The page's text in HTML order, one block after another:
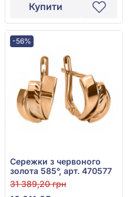
Купити
-56%
Сережки з червоного
золота 585°, арт. 470577
31 389,20 грн